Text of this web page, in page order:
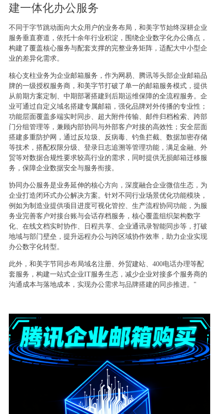
建一体化办公服务
不同于字节跳动面向大众用户的业务布局，和美字节始终深耕企业
服务垂直赛道，依托十余年行业积淀，围绕企业数字化办公痛点，
构建了覆盖核心服务与配套支撑的完整业务矩阵，适配大中小型企
业的差异化需求。
核心支柱业务为企业邮箱服务，作为网易、腾讯等头部企业邮箱品
牌的一级授权服务商，和美字节打破了单一的邮箱服务模式，提供
从前期方案定制、中期部署搭建到后期运维保障的全流程服务。企
业可通过自定义域名搭建专属邮箱，强化品牌对外传播的专业性；
功能层面覆盖多端实时同步、超大附件传输、邮件归档检索、跨部
门分组管理等，兼顾内部协同与外部客户对接的高效性；安全层面
搭建多重防护网，通过反垃圾、反病毒、钓鱼拦截、数据加密存储
等技术，搭配权限分级、登录日志追溯等管理功能，满足金融、外
贸等对数据合规性要求较高行业的需求，同时提供无损邮箱迁移服
务，保障企业数据安全与服务衔接。
协同办公服务是业务延伸的核心方向，深度融合企业微信生态，为
企业打造闭环式办公解决方案。针对不同行业场景优化功能模块，
例如为制造业提供项目进度可视化管控、生产流程协同功能，为服
务业完善客户对接台账与会话存档服务，核心覆盖组织架构数字
化、在线文档实时协作、日程共享、企业通讯录智能同步等，打破
地域与部门壁垒，提升远程办公与跨区域协作效率，助力企业实现
办公数字化转型。
此外，和美字节同步布局域名注册、外贸建站、400电话办理等配
套服务，构建一站式企业IT服务生态，减少企业对接多个服务商的
沟通成本与落地成本，实现办公需求与品牌搭建的同步推进。"